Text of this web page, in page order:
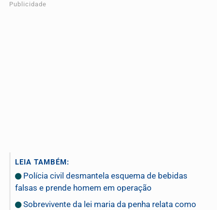
Publicidade
LEIA TAMBÉM:
Polícia civil desmantela esquema de bebidas
falsas e prende homem em operação
Sobrevivente da lei maria da penha relata como